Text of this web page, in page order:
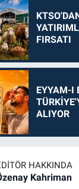
FIRSATI
EYYAM-I
ALIYOR
HAKKINDA
Kahriman